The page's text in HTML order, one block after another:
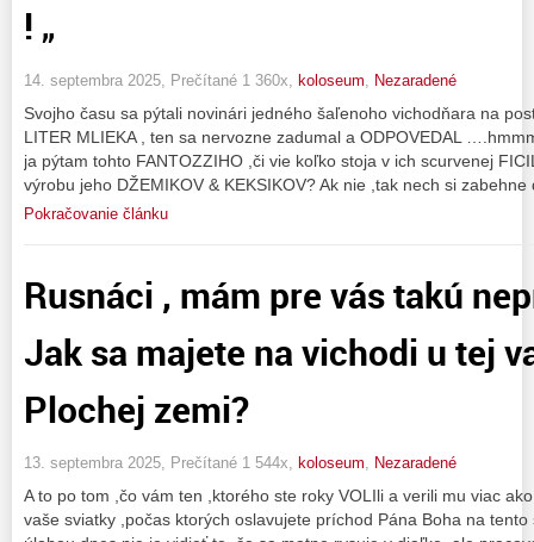
! „
14. septembra 2025, Prečítané 1 360x, koloseum Nezaradené
Svojho času sa pýtali novinári jedného šaľenoho vichodňara na
LITER MLIEKA , ten sa nervozne zadumal a ODPOVEDAL
ja pýtam tohto FANTOZZIHO ,či vie koľko stoja v ich scurvenej
výrobu jeho DŽEMIKOV & KEKSIKOV? Ak nie ,tak nech si
Pokračovanie článku
Rusnáci , mám pre vás takú
Jak sa majete na vichodi u tej
Plochej zemi?
13. septembra 2025, Prečítané 1 544x, koloseum, Nezaradené
A to po tom ,čo vám ten ,ktorého ste roky VOLIli a verili mu viac
vaše sviatky ,počas ktorých oslavujete príchod Pána Boha na